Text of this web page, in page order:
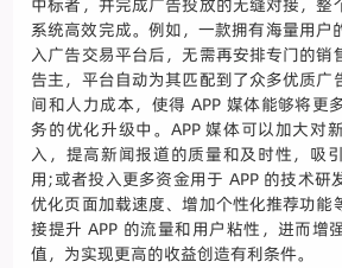
中标者，并完成广告投放的无缝对接，整
系统高效完成。例如，一款拥有海量用户
入广告交易平台后，无需再安排专门的销
告主，平台自动为其匹配到了众多优质广
间和人力成本，使得 APP 媒体能够将更
务的优化升级中。APP 媒体可以加大对
入，提高新闻报道的质量和及时性，吸
用;或者投入更多资金用于 APP 的技术研
优化页面加载速度、增加个性化推荐功能
接提升 APP 的流量和用户粘性，进而增
值，为实现更高的收益创造有利条件。